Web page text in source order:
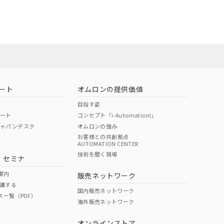
ページへ
ください
ト
ト
パンデスク
セミナ
内
する
覧（PDF）
オムロンの提供価値
目指す姿
コンセプト「i-Automation!」
オムロンの強み
お客様との共創拠点
AUTOMATION CENTER
技術を磨く現場
販売ネットワーク
国内販売ネットワーク
海外販売ネットワーク